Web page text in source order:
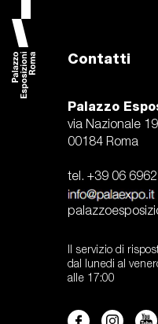
la democrazia dello
Contatti
Palazzo
via Nazionale
00184 Roma
tel. +39 06
Il servizio di
dal lunedi al
alle 17:00